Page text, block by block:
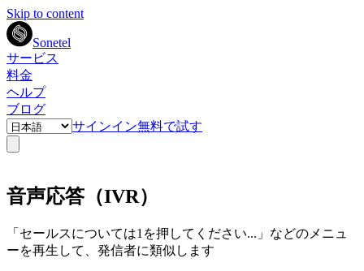
Skip to content
Sonetel
サービス
料金
ヘルプ
ブログ
サインイン無料で試す
音声応答（IVR）
「セールスについては1を押してください...」などのメニュ
ーを再生して、発信者に類似します